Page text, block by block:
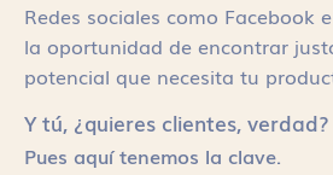
Redes sociales como Facebook
la oportunidad de encontrar
potencial que necesita tu
Y tú, ¿quieres clientes, verdad?
Pues aquí tenemos la clave.